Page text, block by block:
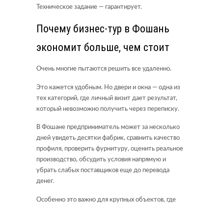
Техническое задание — гарантирует.
Почему бизнес-тур в Фошань
экономит больше, чем стоит
Очень многие пытаются решить все удаленно.
Это кажется удобным. Но двери и окна — одна из
тех категорий, где личный визит дает результат,
который невозможно получить через переписку.
В Фошане предприниматель может за несколько
дней увидеть десятки фабрик, сравнить качество
профиля, проверить фурнитуру, оценить реальное
производство, обсудить условия напрямую и
убрать слабых поставщиков еще до перевода
денег.
Особенно это важно для крупных объектов, где